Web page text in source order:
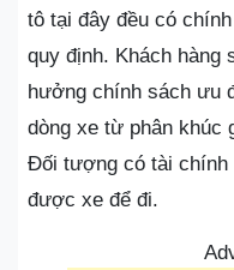
tô tại đây đều có
quy định. Khách hàng
hưởng chính sách ưu
dòng xe từ phân khúc
Đối tượng có tài chính
được xe để đi.